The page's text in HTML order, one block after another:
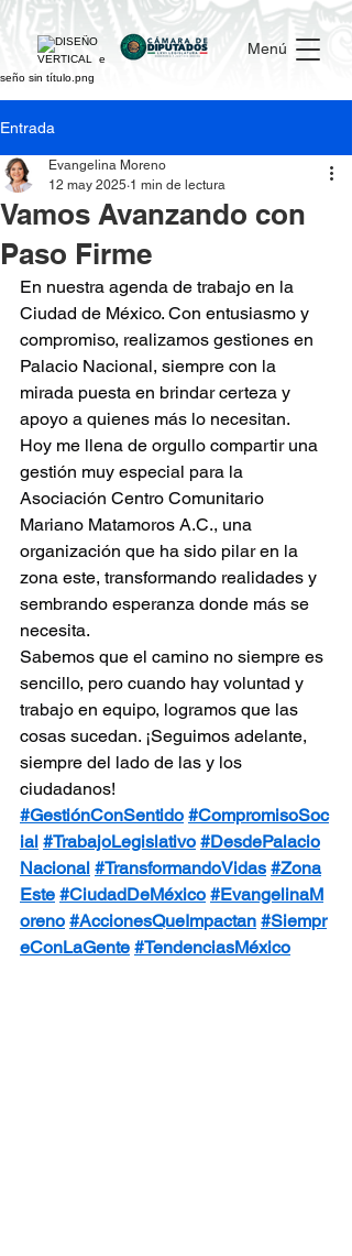
Menú
Entrada
Vamos Avanzando con
Paso Firme
Evangelina Moreno
12 may 2025 1 min de lectura
En nuestra agenda de trabajo en la
Ciudad de México. Con entusiasmo y
compromiso, realizamos gestiones en
Palacio Nacional, siempre con la
mirada puesta en brindar certeza y
apoyo a quienes más lo necesitan.
Hoy me llena de orgullo compartir una
gestión muy especial para la
Asociación Centro Comunitario
Mariano Matamoros A.C., una
organización que ha sido pilar en la
zona este, transformando realidades y
sembrando esperanza donde más se
necesita.
Sabemos que el camino no siempre es
sencillo, pero cuando hay voluntad y
trabajo en equipo, logramos que las
cosas sucedan. ¡Seguimos adelante,
siempre del lado de las y los
ciudadanos!
#GestiónConSentido #CompromisoSoc
ial #TrabajoLegislativo #DesdePalacio
Nacional #TransformandoVidas #Zona
Este #CiudadDeMéxico #EvangelinaM
oreno #AccionesQueImpactan #Siempr
eConLaGente #TendenciasMéxico